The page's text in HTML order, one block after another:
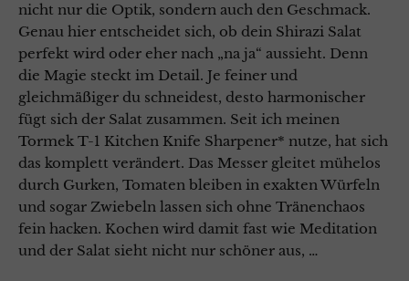
nicht nur die Optik, sondern auch den Geschmack.
Genau hier entscheidet sich, ob dein Shirazi Salat
perfekt wird oder eher nach „na ja“ aussieht. Denn
die Magie steckt im Detail. Je feiner und
gleichmäßiger du schneidest, desto harmonischer
fügt sich der Salat zusammen. Seit ich meinen
Tormek T-1 Kitchen Knife Sharpener* nutze, hat sich
das komplett verändert. Das Messer gleitet mühelos
durch Gurken, Tomaten bleiben in exakten Würfeln
und sogar Zwiebeln lassen sich ohne Tränenchaos
fein hacken. Kochen wird damit fast wie Meditation
und der Salat sieht nicht nur schöner aus, …